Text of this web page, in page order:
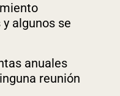
algunos se
anuales
reunión